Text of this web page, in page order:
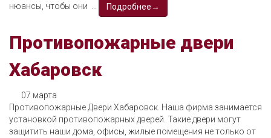
нюансы, чтобы они ...
Подробнее→
Противопожарные двери
Хабаровск
07 марта
Противопожарные Двери Хабаровск. Наша фирма занимается
установкой противопожарных дверей. Такие двери могут
защитить наши дома, офисы, жилые помещения не только от